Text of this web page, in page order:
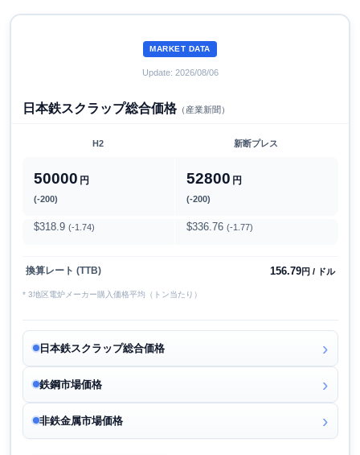
MARKET DATA
Update: 2026/08/06
日本鉄スクラップ総合価格（産業新聞）
H2 新断プレス
50000 円
(-200)
52800 円
(-200)
$318.9 (-1.74) $336.76 (-1.77)
換算レート (TTB) 156.79円 / ドル
* 3地区電炉メーカー購入価格平均（トン当たり）
日本鉄スクラップ総合価格
鉄鋼市場価格
非鉄金属市場価格